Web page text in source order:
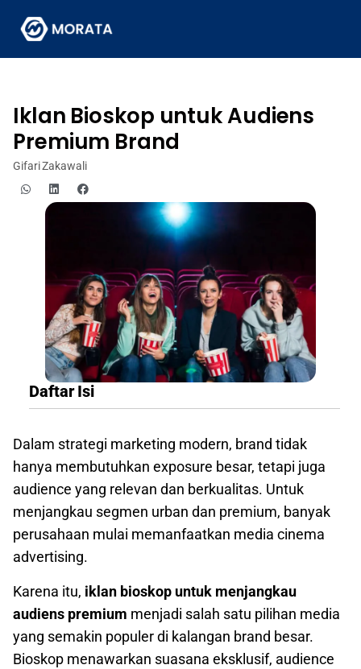
Iklan Bioskop untuk Audiens
Premium Brand
Gifari Zakawali
Daftar Isi
Dalam strategi marketing modern, brand tidak
hanya membutuhkan exposure besar, tetapi juga
audience yang relevan dan berkualitas. Untuk
menjangkau segmen urban dan premium, banyak
perusahaan mulai memanfaatkan media cinema
advertising.
Karena itu, iklan bioskop untuk menjangkau
audiens premium menjadi salah satu pilihan media
yang semakin populer di kalangan brand besar.
Bioskop menawarkan suasana eksklusif, audience